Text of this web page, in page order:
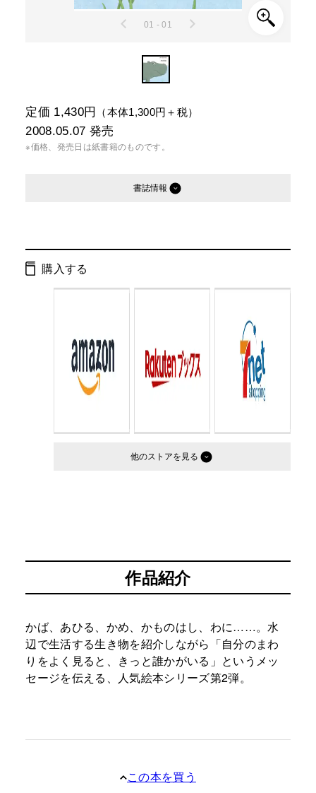
01 - 01
定価 1,430円 （本体1,300円＋税）
2008.05.07 発売
※価格、発売日は紙書籍のものです。
書誌情報
ISBN： 9784344014954
判型：
購入する
他のストア
作品紹介
かば、あひる、かめ、かものはし、わに……。水
辺で生活する生き物を紹介しながら「自分のまわ
りをよく見ると、きっと誰かがいる」というメッ
セージを伝える、人気絵本シリーズ第2弾。
この本を買う